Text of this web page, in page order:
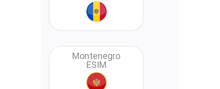
Montenegro
ESIM